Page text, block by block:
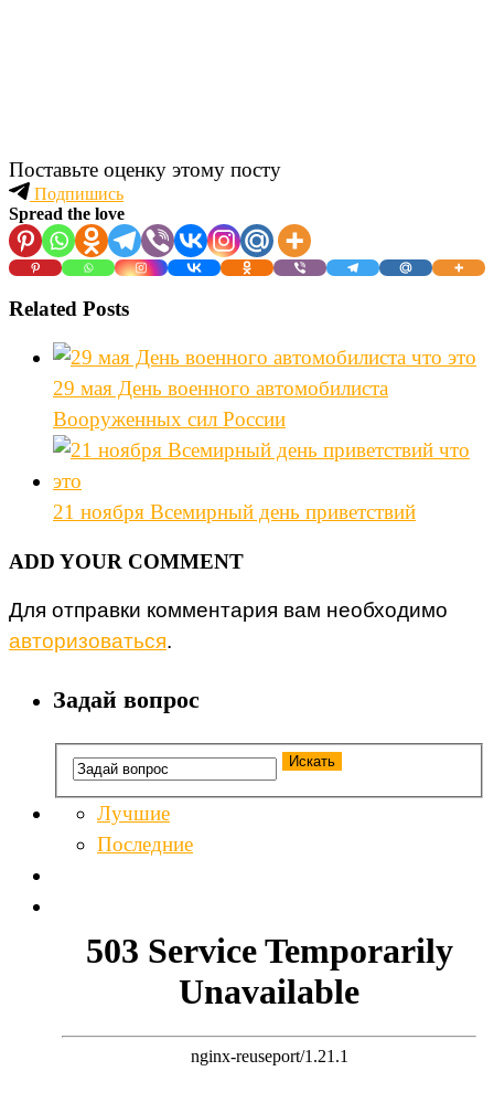
Поставьте оценку этому посту
Подпишись
Spread the love
Related Posts
29 мая День военного автомобилиста
Вооруженных сил России
21 ноября Всемирный день приветствий
ADD YOUR COMMENT
Для отправки комментария вам необходимо
авторизоваться.
Задай вопрос
Лучшие
Последние